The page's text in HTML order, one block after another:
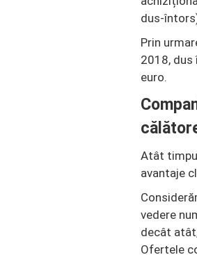
dus-
Prin
2018,
euro.
Atât
avantaje
vedere
decât
Ofertele